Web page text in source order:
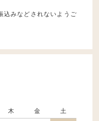
込みなどされないようご
木 金
土